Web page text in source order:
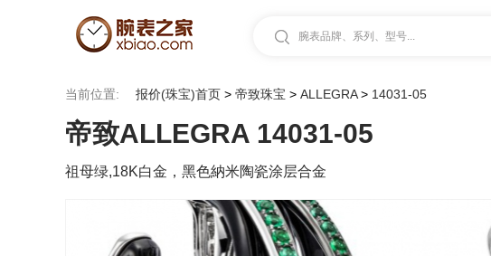
腕表品牌、系列、型号...
当前位置: 报价(珠宝)首页 > 帝致珠宝 > ALLEGRA> 14031-05
帝致ALLEGRA 14031-05
祖母绿,18K白金，黑色納米陶瓷涂层合金